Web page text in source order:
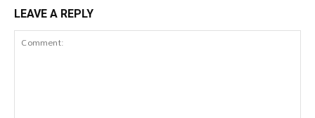
LEAVE A REPLY